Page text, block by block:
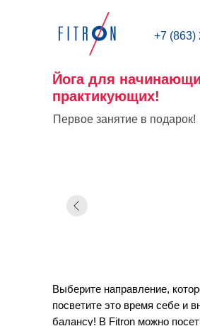
Йога для
практикующих!
Первое занятие в подарок!
Выберите направление,
посветите это время себе и
балансу! В Fitron можно
+7 (863)